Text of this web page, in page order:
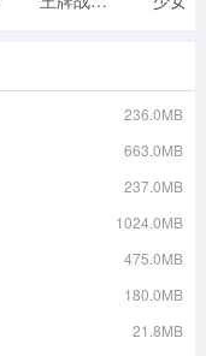
236.0MB
663.0MB
237.0MB
1024.0MB
475.0MB
180.0MB
21.8MB